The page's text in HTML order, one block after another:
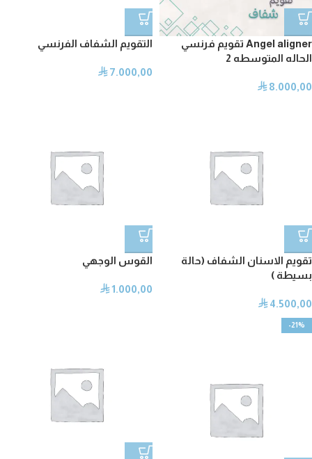
Angel aligner تقويم فرنسي
الحاله المتوسطه 2
⃁8.000,00
التقويم الشفاف الفرنسي
⃁7.000,00
تقويم الاسنان الشفاف (حالة
بسيطة )
⃁4.500,00
القوس الوجهي
⃁1.000,00
-21%